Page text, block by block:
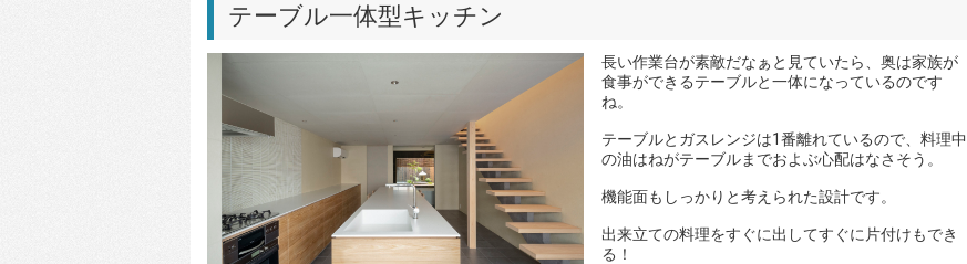
テーブル一体型キッチン
長い作業台が素敵だなぁと見ていたら、奥は家族が
食事ができるテーブルと一体になっているのです
ね。
テーブルとガスレンジは1番離れているので、料理中
の油はねがテーブルまでおよぶ心配はなさそう。
機能面もしっかりと考えられた設計です。
出来立ての料理をすぐに出してすぐに片付けもでき
る！